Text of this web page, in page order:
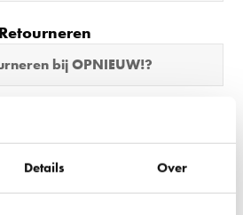
Details Over
Retourneren
bij OPNIEUW!?
Neem dan gerust